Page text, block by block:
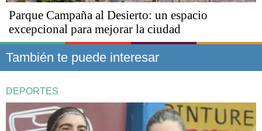
Parque Campaña al Desierto: un espacio
excepcional para mejorar la ciudad
También te puede interesar
DEPORTES